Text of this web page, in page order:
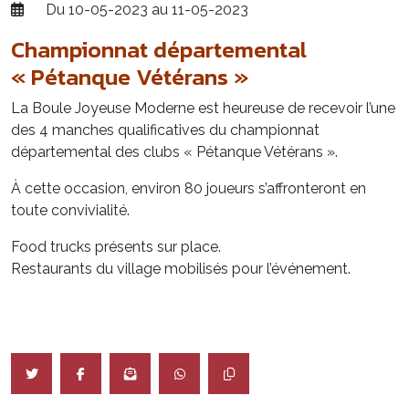
Du 10-05-2023 au 11-05-2023
Championnat départemental
« Pétanque Vétérans »
La Boule Joyeuse Moderne est heureuse de recevoir l’une
des 4 manches qualificatives du championnat
départemental des clubs « Pétanque Vétérans ».
À cette occasion, environ 80 joueurs s’affronteront en
toute convivialité.
Food trucks présents sur place.
Restaurants du village mobilisés pour l’événement.